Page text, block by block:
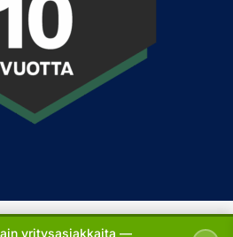
yritysasiakkaita —